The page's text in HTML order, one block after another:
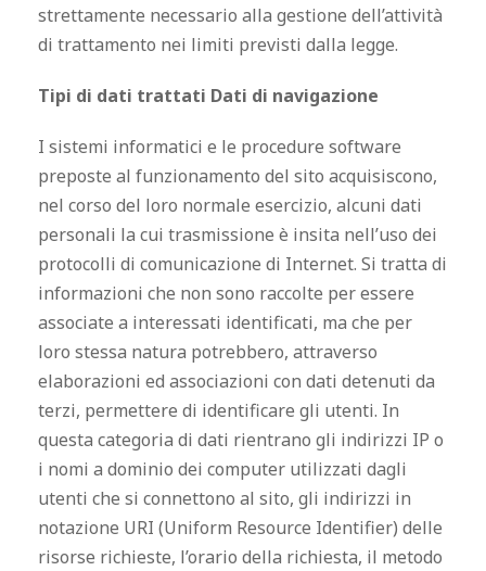
strettamente necessario alla gestione dell’attività
di trattamento nei limiti previsti dalla legge.
Tipi di dati trattati Dati di navigazione
I sistemi informatici e le procedure software
preposte al funzionamento del sito acquisiscono,
nel corso del loro normale esercizio, alcuni dati
personali la cui trasmissione è insita nell’uso dei
protocolli di comunicazione di Internet. Si tratta di
informazioni che non sono raccolte per essere
associate a interessati identificati, ma che per
loro stessa natura potrebbero, attraverso
elaborazioni ed associazioni con dati detenuti da
terzi, permettere di identificare gli utenti. In
questa categoria di dati rientrano gli indirizzi IP o
i nomi a dominio dei computer utilizzati dagli
utenti che si connettono al sito, gli indirizzi in
notazione URI (Uniform Resource Identifier) delle
risorse richieste, l’orario della richiesta, il metodo